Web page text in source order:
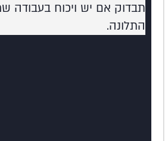
תבדוק אם יש ויכוח בעבודה
התלונה.